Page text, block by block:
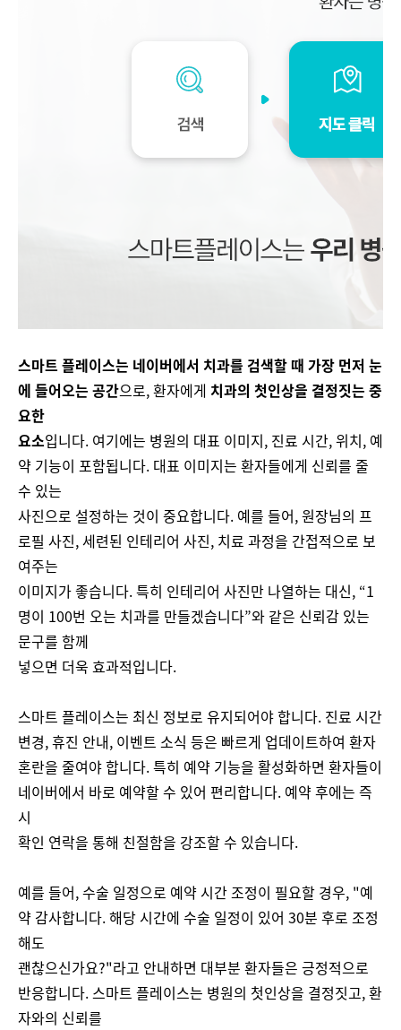
스마트 플레이스는 네이버에서 치과를 검색할 때 가장 먼저 눈
에 들어오는 공간으로, 환자에게 치과의 첫인상을 결정짓는 중
요한
요소입니다. 여기에는 병원의 대표 이미지, 진료 시간, 위치, 예
약 기능이 포함됩니다. 대표 이미지는 환자들에게 신뢰를 줄
수 있는
사진으로 설정하는 것이 중요합니다. 예를 들어, 원장님의 프
로필 사진, 세련된 인테리어 사진, 치료 과정을 간접적으로 보
여주는
이미지가 좋습니다. 특히 인테리어 사진만 나열하는 대신, “1
명이 100번 오는 치과를 만들겠습니다”와 같은 신뢰감 있는
문구를 함께
넣으면 더욱 효과적입니다.
스마트 플레이스는 최신 정보로 유지되어야 합니다. 진료 시간
변경, 휴진 안내, 이벤트 소식 등은 빠르게 업데이트하여 환자
혼란을 줄여야 합니다. 특히 예약 기능을 활성화하면 환자들이
네이버에서 바로 예약할 수 있어 편리합니다. 예약 후에는 즉
시
확인 연락을 통해 친절함을 강조할 수 있습니다.
예를 들어, 수술 일정으로 예약 시간 조정이 필요할 경우, "예
약 감사합니다. 해당 시간에 수술 일정이 있어 30분 후로 조정
해도
괜찮으신가요?"라고 안내하면 대부분 환자들은 긍정적으로
반응합니다. 스마트 플레이스는 병원의 첫인상을 결정짓고, 환
자와의 신뢰를